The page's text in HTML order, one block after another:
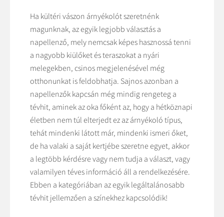
Ha kültéri vászon árnyékolót szeretnénk
magunknak, az egyik legjobb választás a
napellenző, mely nemcsak képes hasznossá tenni
a nagyobb kiülőket és teraszokat a nyári
melegekben, csinos megjelenésével még
otthonunkat is feldobhatja. Sajnos azonban a
napellenzők kapcsán még mindig rengeteg a
tévhit, aminek az oka főként az, hogy a hétköznapi
életben nem túl elterjedt ez az árnyékoló típus,
tehát mindenki látott már, mindenki ismeri őket,
de ha valaki a saját kertjébe szeretne egyet, akkor
a legtöbb kérdésre vagy nem tudja a választ, vagy
valamilyen téves információ áll a rendelkezésére.
Ebben a kategóriában az egyik legáltalánosabb
tévhit jellemzően a színekhez kapcsolódik!